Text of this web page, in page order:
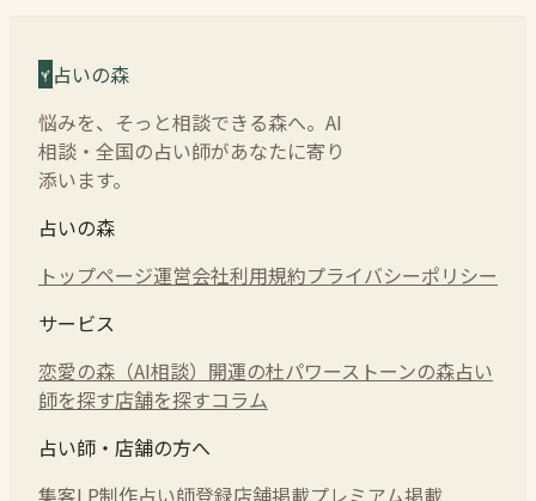
占いの森
悩みを、そっと相談できる森へ。AI
相談・全国の占い師があなたに寄り
添います。
占いの森
トップページ運営会社利用規約プライバシーポリシー
サービス
恋愛の森（AI相談） 開運の杜パワーストーンの森占い
師を探す店舗を探すコラム
占い師・店舗の方へ
集客LP制作占い師登録店舗掲載プレミアム掲載